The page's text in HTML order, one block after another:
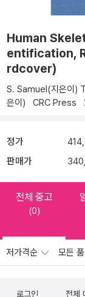
Human
entification,
rdcover)
S. Samuel(지은이)
은이)
CRC Press
정가
판매가
전체 중고
(0)
저가격순 모든
로그인 전체